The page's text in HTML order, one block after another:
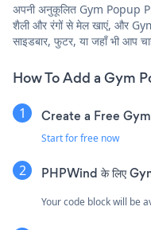
अपनी अनुकूलित Gym Popup
शैली और रंगों से मेल खाएं, और
साइडबार, फुटर, या जहाँ भी आप
How To Add a Gym
Create a Free
Start for free now
PHPWind के लिए
Your code block will be